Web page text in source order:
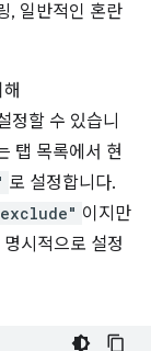
, 일반적인 혼란
정할 수 있습니
탭 목록에서 현
로 설정합니다.
이지만
시적으로 설정